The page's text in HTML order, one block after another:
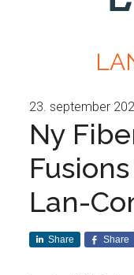
23. september
Ny
Lan-
Share Share